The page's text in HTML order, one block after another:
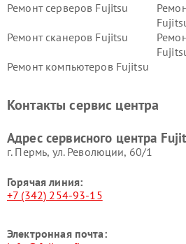
Ремонт серверов Fujitsu
Ремонт сканеров Fujitsu
Ремонт компьютеров Fujitsu
Контакты сервис центра
Адрес сервисного центра
г. Пермь, ул. ​Революции, 60/1
Горячая линия:
+7 (342) 254-93-15
Электронная почта: